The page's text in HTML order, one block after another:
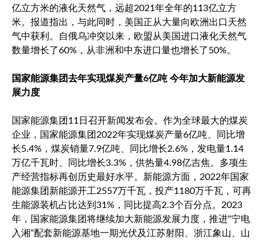
亿立方米的液化天然气，远超2021年全年的113亿立方
米。报道指出，与此同时，美国正从大量向欧洲出口天然
气中获利。自俄乌冲突以来，欧盟从美国进口液化天然气
数量增长了60%，从非洲和中东进口量也增长了50%。
国家能源集团去年实现煤炭产量6亿吨 今年加大新能源发
展力度
国家能源集团11日召开新闻发布会。作为全球最大的煤炭
企业，国家能源集团2022年实现煤炭产量6亿吨、同比增
长5.4%，煤炭销量7.9亿吨、同比增长2.6%，发电量1.14
万亿千瓦时、同比增长3.3%，供热量4.98亿吉焦。多项生
产经营指标再创历史最好水平。新能源方面，2022年国家
能源集团新能源开工2557万千瓦，投产1180万千瓦，可再
生能源装机占比达到31%，同比提高2.3个百分点。2023
年，国家能源集团将继续加大新能源发展力度，推进“宁电
入湘”配套新能源基地一期光伏及江苏射阳、浙江象山、山